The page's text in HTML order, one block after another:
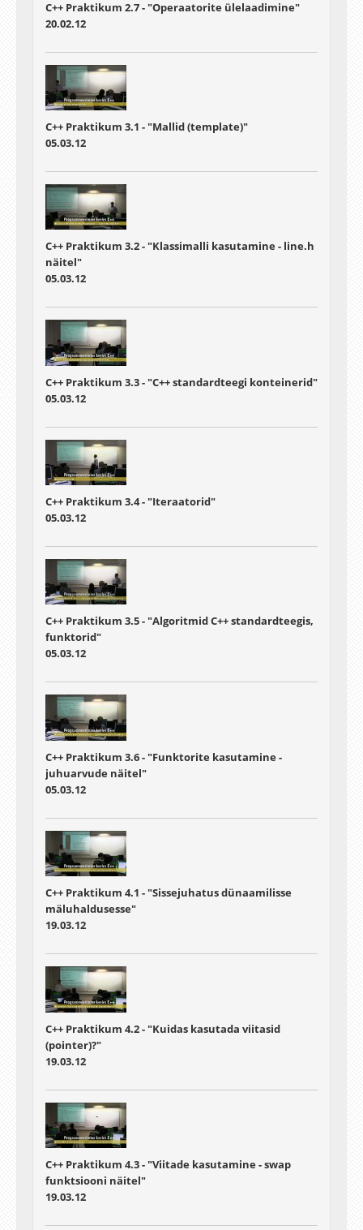
C++ Praktikum 2.7 - "Operaatorite ülelaadimine"
20.02.12
C++ Praktikum 3.1 - "Mallid (template)"
05.03.12
C++ Praktikum 3.2 - "Klassimalli kasutamine - line.h
näitel"
05.03.12
C++ Praktikum 3.3 - "C++ standardteegi konteinerid"
05.03.12
C++ Praktikum 3.4 - "Iteraatorid"
05.03.12
C++ Praktikum 3.5 - "Algoritmid C++ standardteegis,
funktorid"
05.03.12
C++ Praktikum 3.6 - "Funktorite kasutamine -
juhuarvude näitel"
05.03.12
C++ Praktikum 4.1 - "Sissejuhatus dünaamilisse
mäluhaldusesse"
19.03.12
C++ Praktikum 4.2 - "Kuidas kasutada viitasid
(pointer)?"
19.03.12
C++ Praktikum 4.3 - "Viitade kasutamine - swap
funktsiooni näitel"
19.03.12